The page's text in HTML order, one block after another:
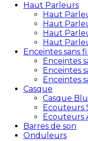
Haut Parleurs
Haut
Haut
Haut
Haut
Enceintes sans fil
Enceintes
Enceintes
Enceintes
Casque
Casque
Ecouteurs
Ecouteurs
Barres de son
Onduleurs